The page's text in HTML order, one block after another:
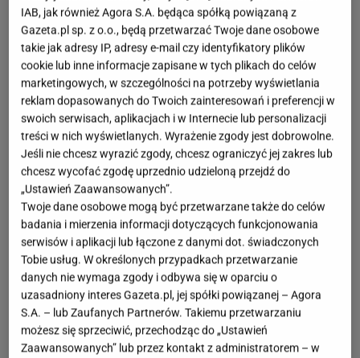
IAB, jak również Agora S.A. będąca spółką powiązaną z
Gazeta.pl sp. z o.o., będą przetwarzać Twoje dane osobowe
takie jak adresy IP, adresy e-mail czy identyfikatory plików
cookie lub inne informacje zapisane w tych plikach do celów
marketingowych, w szczególności na potrzeby wyświetlania
reklam dopasowanych do Twoich zainteresowań i preferencji w
swoich serwisach, aplikacjach i w Internecie lub personalizacji
treści w nich wyświetlanych. Wyrażenie zgody jest dobrowolne.
Jeśli nie chcesz wyrazić zgody, chcesz ograniczyć jej zakres lub
chcesz wycofać zgodę uprzednio udzieloną przejdź do
„Ustawień Zaawansowanych”.
Twoje dane osobowe mogą być przetwarzane także do celów
badania i mierzenia informacji dotyczących funkcjonowania
serwisów i aplikacji lub łączone z danymi dot. świadczonych
Tobie usług. W określonych przypadkach przetwarzanie
danych nie wymaga zgody i odbywa się w oparciu o
uzasadniony interes Gazeta.pl, jej spółki powiązanej – Agora
S.A. – lub Zaufanych Partnerów. Takiemu przetwarzaniu
możesz się sprzeciwić, przechodząc do „Ustawień
Zaawansowanych” lub przez kontakt z administratorem – w